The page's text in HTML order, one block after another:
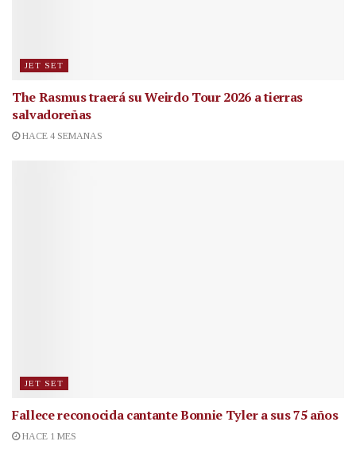
JET SET
The Rasmus traerá su Weirdo Tour 2026 a tierras
salvadoreñas
HACE 4 SEMANAS
JET SET
Fallece reconocida cantanteBonnie Tyler a sus 75 años
HACE 1 MES